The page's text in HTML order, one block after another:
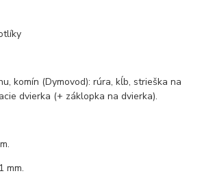
komín (Dymovod): rúra, kĺb, strieška na
dvierka (+ záklopka na dvierka).
mm.